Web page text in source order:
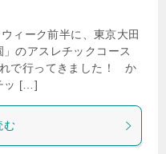
ィーク前半に、東京大田
のアスレチックコース
で行ってきました！ か
ッ […]
む